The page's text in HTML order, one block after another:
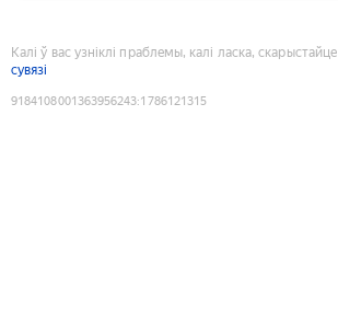
Калі ў вас узніклі праблемы, калі ласка, скарыстайце
сувязі
9184108001363956243:1786121315